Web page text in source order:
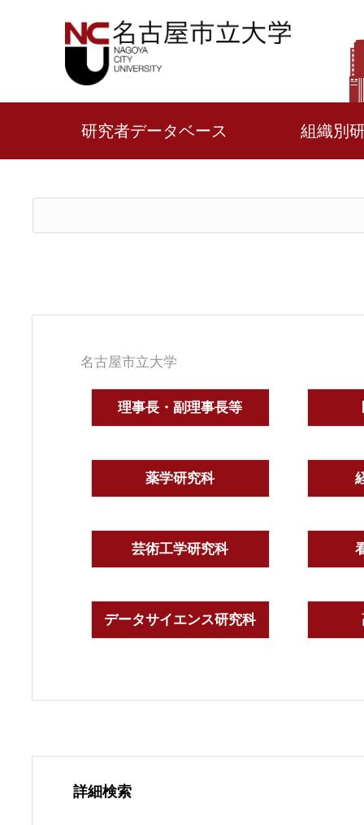
研究者データベース 組織別
名古屋市立大学
理事長・副理事長等
薬学研究科
芸術工学研究科
データサイエンス研究科
詳細検索